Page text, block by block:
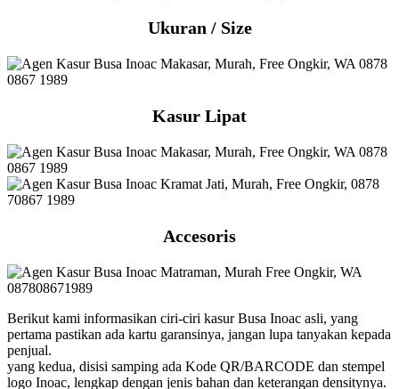
Ukuran / Size
Kasur Lipat
Accesoris
Berikut kami informasikan ciri-ciri kasur Busa Inoac asli, yang
pertama pastikan ada kartu garansinya, jangan lupa tanyakan kepada
penjual.
yang kedua, disisi samping ada Kode QR/BARCODE dan stempel
logo Inoac, lengkap dengan jenis bahan dan keterangan densitynya.